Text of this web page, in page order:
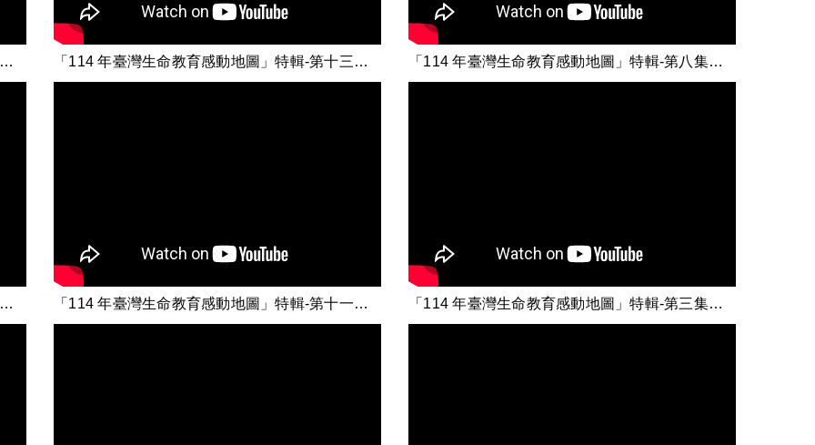
育感動地圖」特輯-第十二集【特殊教育-看見我的獨特】 「114 年臺灣生命教育感動地圖」特輯-第十三集【愛在流動：同理不是同情】 「114 年臺灣生命教育感動地圖」特輯-第八集【 活下來，然後活出來】
動地圖」特輯-第十集【情緒導航：從感知到調節的全方位策略】 「114 年臺灣生命教育感動地圖」特輯-第十一集【自殺防治-曝世代的失敗與挫折】 「114 年臺灣生命教育感動地圖」特輯-第三集【友善校園-生命教育在自然裡】